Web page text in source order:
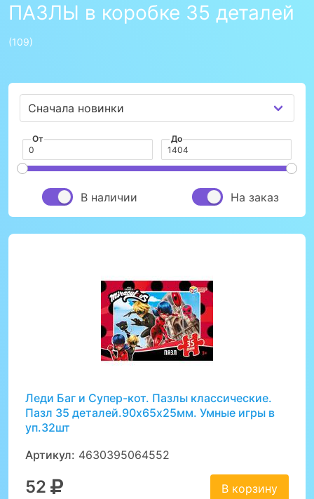
ПАЗЛЫ в коробке 35 деталей
(109)
От До
В наличии На заказ
Леди Баг и Супер-кот. Пазлы классические.
Пазл 35 деталей.90х65х25мм. Умные игры в
уп.32шт
Артикул: 4630395064552
52 В корзину